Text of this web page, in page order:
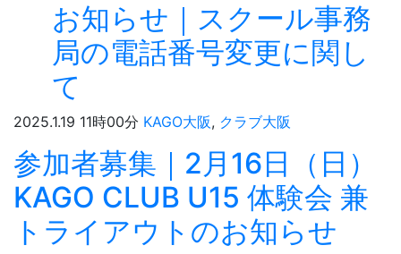
お知らせ｜スクール事務
局の電話番号変更に関し
て
2025.1.19 11時00分 KAGO大阪, クラブ大阪
参加者募集｜2月16日（日）
KAGO CLUB U15 体験会 兼
トライアウトのお知らせ